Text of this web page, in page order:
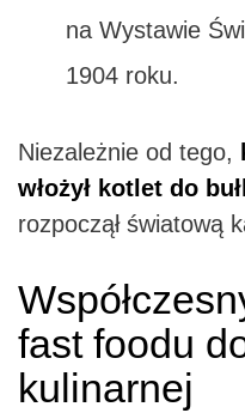
na Wystawie
1904 roku.
Niezależnie od tego,
włożył kotlet do
rozpoczął światową
fast foodu
kulinarnej